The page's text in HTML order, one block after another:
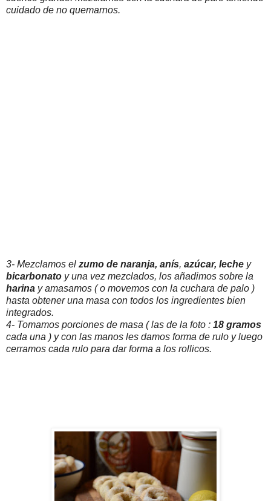
cuidado de no quemarnos.
3- Mezclamos el zumo de naranja, anís, azúcar, leche y
bicarbonato y una vez mezclados, los añadimos sobre la
harina y amasamos ( o movemos con la cuchara de palo )
hasta obtener una masa con todos los ingredientes bien
integrados.
4- Tomamos porciones de masa ( las de la foto : 18 gramos
cada una ) y con las manos les damos forma de rulo y luego
cerramos cada rulo para dar forma a los rollicos.